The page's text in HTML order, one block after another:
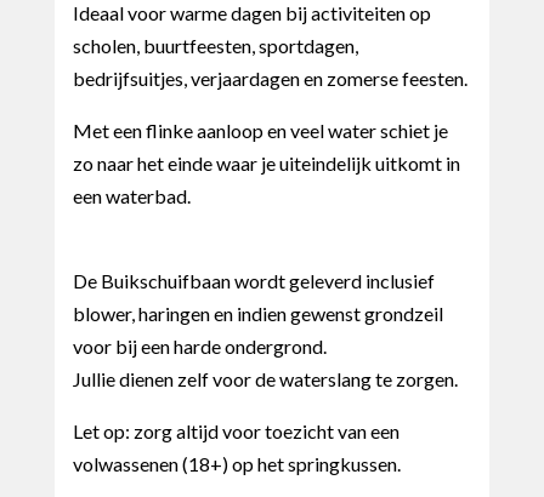
Ideaal voor warme dagen bij activiteiten op
scholen, buurtfeesten, sportdagen,
bedrijfsuitjes, verjaardagen en zomerse feesten.
Met een flinke aanloop en veel water schiet je
zo naar het einde waar je uiteindelijk uitkomt in
een waterbad.
De Buikschuifbaan wordt geleverd inclusief
blower, haringen en indien gewenst grondzeil
voor bij een harde ondergrond.
Jullie dienen zelf voor de waterslang te zorgen.
Let op: zorg altijd voor toezicht van een
volwassenen (18+) op het springkussen.